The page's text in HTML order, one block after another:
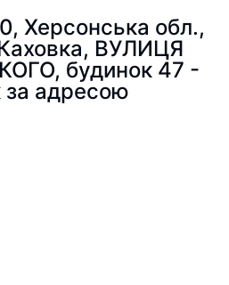
Херсонська обл.,
ВУЛИЦЯ
будинок 47 -
адресою